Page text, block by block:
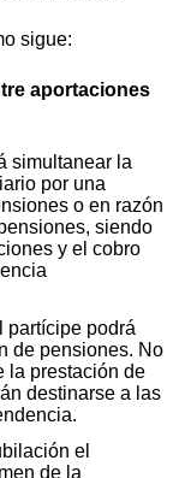
sigue:
aportaciones
simultanear la
por una
o en razón
siendo
y el cobro
partícipe podrá
de pensiones. No
la prestación de
destinarse a las
el
de la